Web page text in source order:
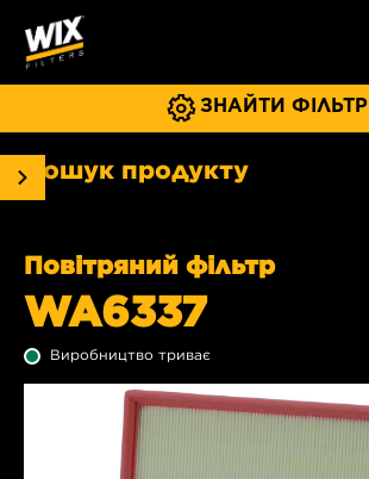
ЗНАЙТИ ФІЛЬТР
Пошук продукту
Повітряний фільтр
WA6337
Виробництво триває